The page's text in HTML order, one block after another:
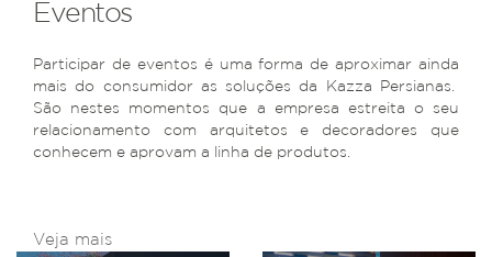
Eventos
Participar de eventos é uma forma de aproximar ainda
mais do consumidor as soluções da Kazza Persianas.
São nestes momentos que a empresa estreita o seu
relacionamento com arquitetos e decoradores que
conhecem e aprovam a linha de produtos.
Veja mais